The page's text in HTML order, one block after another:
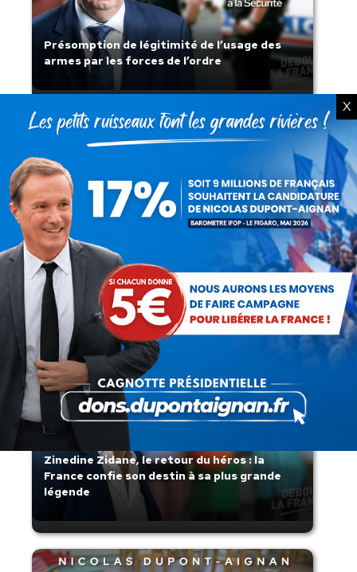
Présomption de légitimité de l’usage des
armes par les forces de l’ordre
Lorsque tout flambe et que l’État
s’affaisse.
Zinedine Zidane, le retour du héros : la
France confie son destin à sa plus grande
légende
X